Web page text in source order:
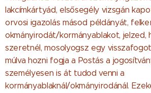
lakcímkártyád, elsősegély vizsgán
orvosi igazolás másod példányát,
okmányirodát/kormányablakot, jelzed,
szeretnél, mosolyogsz egy
múlva hozni fogja a Postás a
személyesen is át tudod venni a
kormányablaknál/okmányirodánál.